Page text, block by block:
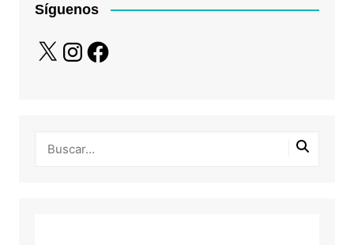
Síguenos
X InstagramFacebook